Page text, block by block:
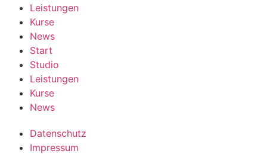
Leistungen
Kurse
News
Start
Studio
Leistungen
Kurse
News
Datenschutz
Impressum